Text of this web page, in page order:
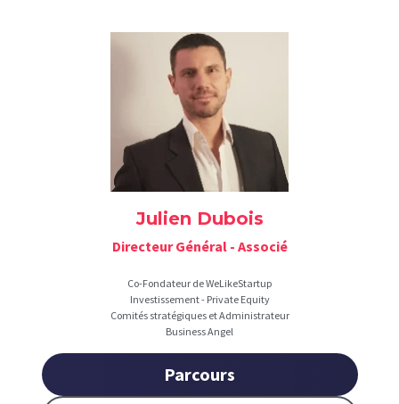
Julien Dubois
Directeur Général - Associé
Co-Fondateur de WeLikeStartup
Investissement - Private Equity
Comités stratégiques et Administrateur
Business Angel
Parcours